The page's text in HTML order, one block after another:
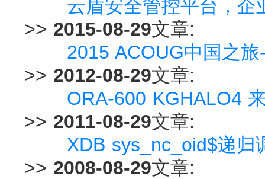
云盾安全管控平台，企
>> 2015-08-29文章:
2015 ACOUG中国之
>> 2012-08-29文章:
ORA-600 KGHALO4
>> 2011-08-29文章:
XDB sys_nc_oid$递归
>> 2008-08-29文章: